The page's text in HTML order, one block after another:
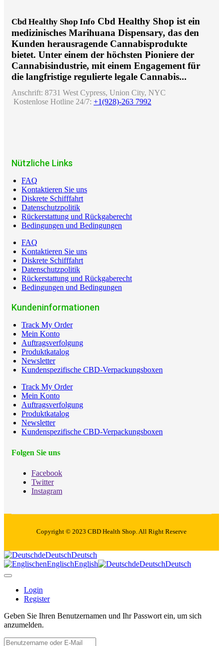
Cbd Healthy Shop Info Cbd Healthy Shop ist ein
medizinisches Marihuana Dispensary, das den
Kunden herausragende Cannabisprodukte
bietet. Unter einem der höchsten Pioniere der
Cannabisindustrie, mit einem Engagement für
die langfristige regulierte legale Cannabis...
Anschrift: 8731 West Cypress, Union City, NYC
Kostenlose Hotline 24/7: +1(928)-263 7992
Nützliche Links
FAQ
Kontaktieren Sie uns
Diskrete Schifffahrt
Datenschutzpolitik
Rückerstattung und Rückgaberecht
Bedingungen und Bedingungen
FAQ
Kontaktieren Sie uns
Diskrete Schifffahrt
Datenschutzpolitik
Rückerstattung und Rückgaberecht
Bedingungen und Bedingungen
Kundeninformationen
Track My Order
Mein Konto
Auftragsverfolgung
Produktkatalog
Newsletter
Kundenspezifische CBD-Verpackungsboxen
Track My Order
Mein Konto
Auftragsverfolgung
Produktkatalog
Newsletter
Kundenspezifische CBD-Verpackungsboxen
Folgen Sie uns
Facebook
Twitter
Instagram
Copyright © 2023 CBD Health Shop. All Right Reserve
deDeutschDeutsch
enEnglischEnglish deDeutschDeutsch
Login
Register
Geben Sie Ihren Benutzernamen und Ihr Passwort ein, um sich
anzumelden.